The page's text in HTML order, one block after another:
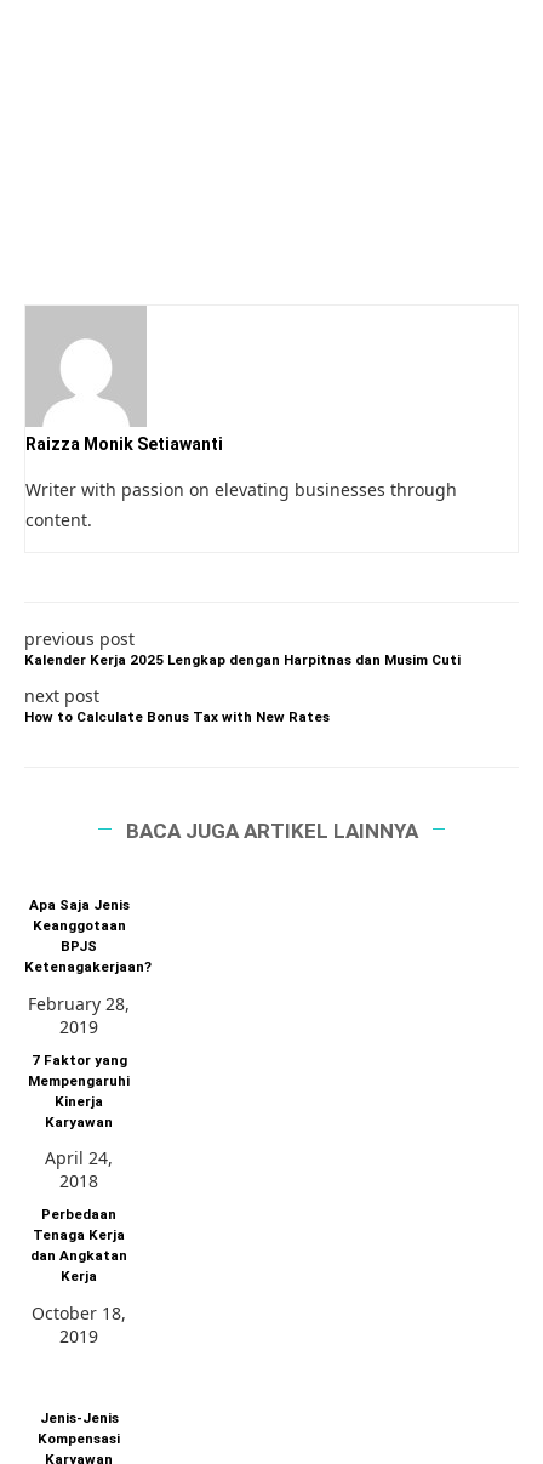
Raizza Monik Setiawanti
Writer with passion on elevating businesses through
content.
previous post
Kalender Kerja 2025 Lengkap dengan Harpitnas dan Musim Cuti
next post
How to Calculate Bonus Tax with New Rates
BACA JUGA ARTIKEL LAINNYA
Apa Saja Jenis
Keanggotaan
BPJS
Ketenagakerjaan?
February 28,
2019
7 Faktor yang
Mempengaruhi
Kinerja
Karyawan
April 24,
2018
Perbedaan
Tenaga Kerja
dan Angkatan
Kerja
October 18,
2019
Jenis-Jenis
Kompensasi
Karyawan